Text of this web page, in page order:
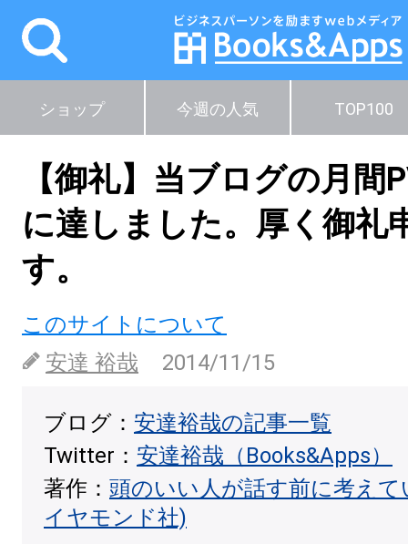
ショップ 今週の人気 TOP100
【御礼】当ブログの月間
に達しました。厚く御礼
す。
このサイトについて
安達 裕哉
2014/11/15
ブログ： 安達裕哉の記事一覧
Twitter： 安達裕哉（Books&Apps）
著作： 頭のいい人が話す前に考え
イヤモンド社)